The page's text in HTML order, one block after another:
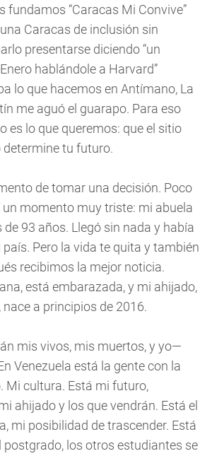
fundamos “Caracas Mi Convive”
Caracas de inclusión sin
presentarse diciendo “un
hablándole a Harvard”
lo que hacemos en Antímano, La
me aguó el guarapo. Para eso
es lo que queremos: que el sitio
determine tu futuro.
de tomar una decisión. Poco
momento muy triste: mi abuela
de 93 años. Llegó sin nada y había
país. Pero la vida te quita y también
recibimos la mejor noticia.
está embarazada, y mi ahijado,
nace a principios de 2016.
mis vivos, mis muertos, y yo—
Venezuela está la gente con la
Mi cultura. Está mi futuro,
ahijado y los que vendrán. Está el
mi posibilidad de trascender. Está
postgrado, los otros estudiantes se